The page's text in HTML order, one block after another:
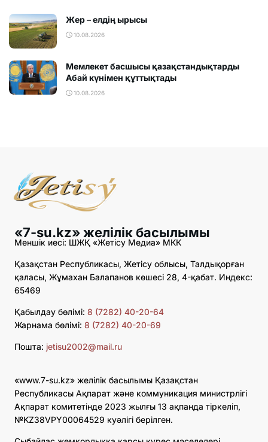
Жер – елдің ырысы
10.08.2026
Мемлекет басшысы қазақстандықтарды
Абай күнімен құттықтады
10.08.2026
«7-su.kz» желілік басылымы
Меншік иесі: ШЖҚ «Жетісу Медиа» МКК
Қазақстан Республикасы, Жетісу облысы, Талдықорған
қаласы, Жұмахан Балапанов көшесі 28, 4-қабат. Индекс:
65469
Қабылдау бөлімі: 8 (7282) 40-20-64
Жарнама бөлімі: 8 (7282) 40-20-69
Пошта: jetisu2002@mail.ru
«www.7-su.kz» желілік басылымы Қазақстан
Республикасы Ақпарат және коммуникация министрлігі
Ақпарат комитетінде 2023 жылғы 13 ақпанда тіркеліп,
№KZ38VPY00064529 куәлігі берілген.